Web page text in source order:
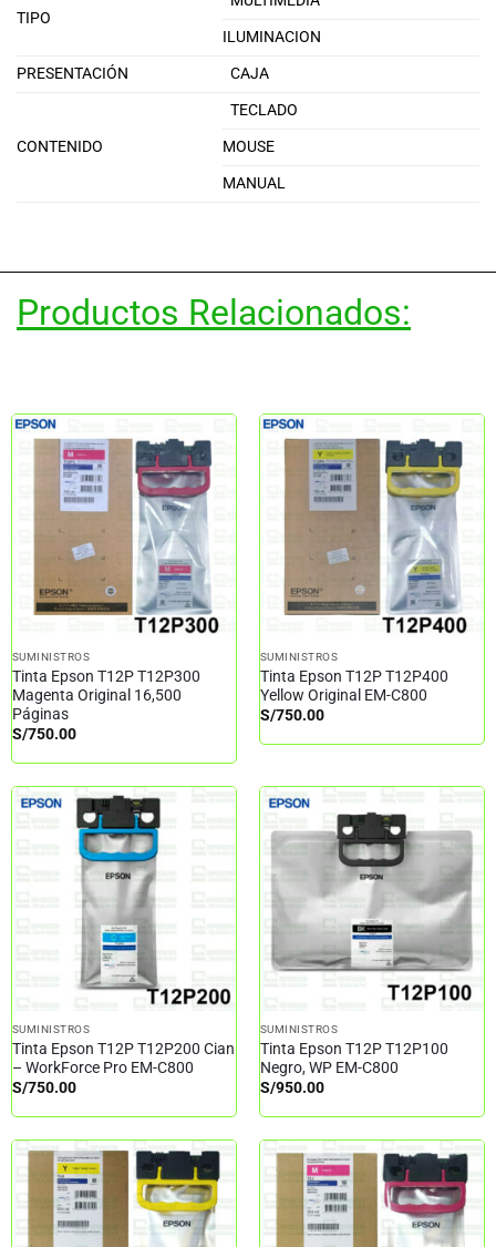
TIPO
ILUMINACION
PRESENTACIÓN
CAJA
CONTENIDO
TECLADO
MOUSE
MANUAL
Productos Relacionados:
SUMINISTROS
Tinta Epson T12P T12P300
Magenta Original 16,500
Páginas
S/750.00
SUMINISTROS
Tinta Epson T12P T12P400
Yellow Original EM-C800
S/750.00
SUMINISTROS
Tinta Epson T12P T12P200 Cian
– WorkForce Pro EM-C800
S/750.00
SUMINISTROS
Tinta Epson T12P T12P100
Negro, WP EM-C800
S/950.00